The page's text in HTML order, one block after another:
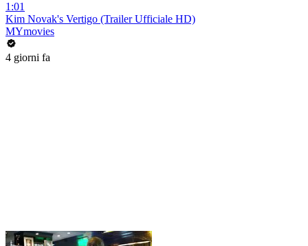
1:01
Kim Novak's Vertigo (Trailer Ufficiale HD)
MYmovies
4 giorni fa